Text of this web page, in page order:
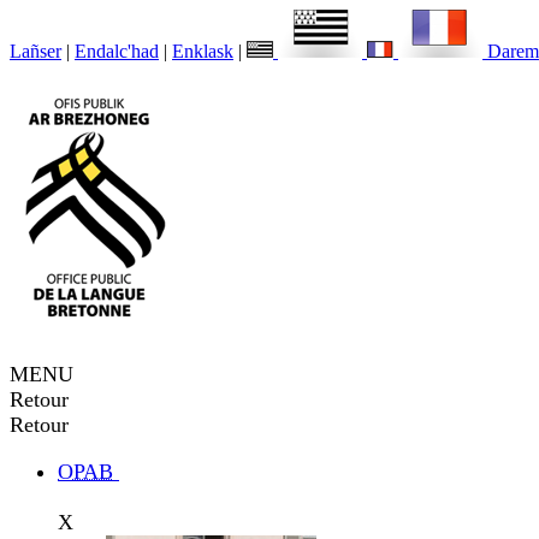
Lañser | Endalc'had | Enklask |
MENU
Retour
Retour
OPAB
X